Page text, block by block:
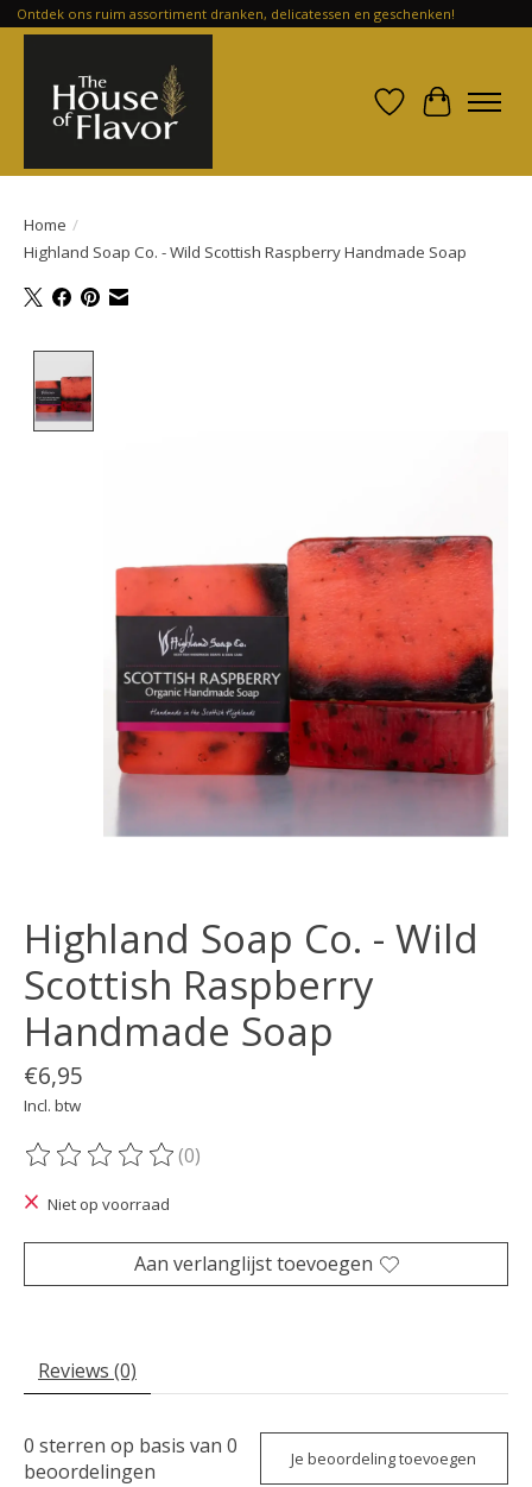
Ontdek ons ruim assortiment dranken, delicatessen en geschenken!
Verlanglijst
Home /
Highland Soap Co. - Wild Scottish Raspberry Handmade Soap
Highland Soap Co. - Wild
Scottish Raspberry
Handmade Soap
€6,95
Incl. btw
De beoordeling van dit product is
(0)
Niet op voorraad
Aan verlanglijst toevoegen
Reviews (0)
0 sterren op basis van 0
beoordelingen
Je beoordeling toevoegen